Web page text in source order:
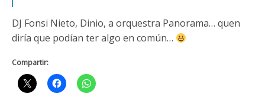
DJ Fonsi Nieto, Dinio, a orquestra Panorama… quen
diría que podían ter algo en común…
Compartir: